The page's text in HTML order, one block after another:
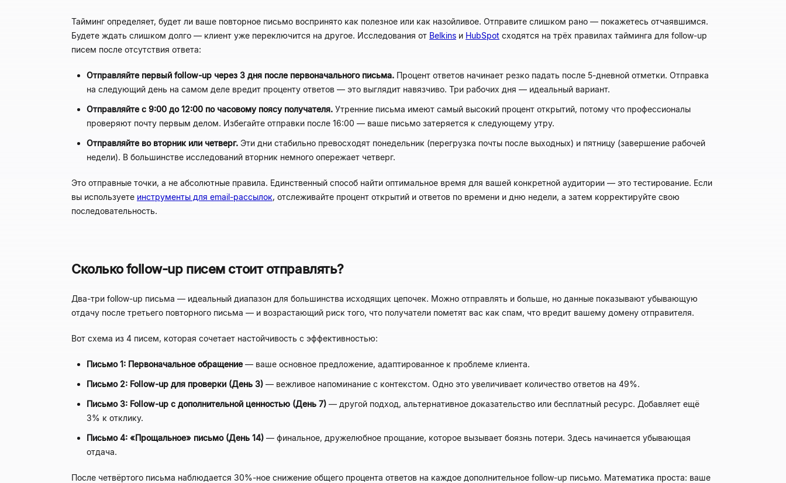
Тайминг определяет, будет ли ваше повторное письмо воспринято как полезное или как назойливое. Отправите слишком рано — покажетесь отчаявшимся.
Будете ждать слишком долго — клиент уже переключится на другое. Исследования от Belkins и HubSpot сходятся на трёх правилах тайминга для follow-up
писем после отсутствия ответа:
Отправляйте первый follow-up через 3 дня после первоначального письма. Процент ответов начинает резко падать после 5-дневной отметки. Отправка
на следующий день на самом деле вредит проценту ответов — это выглядит навязчиво. Три рабочих дня — идеальный вариант.
Отправляйте с 9:00 до 12:00 по часовому поясу получателя. Утренние письма имеют самый высокий процент открытий, потому что профессионалы
проверяют почту первым делом. Избегайте отправки после 16:00 — ваше письмо затеряется к следующему утру.
Отправляйте во вторник или четверг. Эти дни стабильно превосходят понедельник (перегрузка почты после выходных) и пятницу (завершение рабочей
недели). В большинстве исследований вторник немного опережает четверг.
Это отправные точки, а не абсолютные правила. Единственный способ найти оптимальное время для вашей конкретной аудитории — это тестирование. Если
вы используете инструменты для email-рассылок, отслеживайте процент открытий и ответов по времени и дню недели, а затем корректируйте свою
последовательность.
Сколько follow-up писем стоит отправлять?
Два-три follow-up письма — идеальный диапазон для большинства исходящих цепочек. Можно отправлять и больше, но данные показывают убывающую
отдачу после третьего повторного письма — и возрастающий риск того, что получатели пометят вас как спам, что вредит вашему домену отправителя.
Вот схема из 4 писем, которая сочетает настойчивость с эффективностью:
Письмо 1: Первоначальное обращение— ваше основное предложение, адаптированное к проблеме клиента.
Письмо 2: Follow-up для проверки (День 3) — вежливое напоминание с контекстом. Одно это увеличивает количество ответов на 49%.
Письмо 3: Follow-up с дополнительной ценностью (День 7) — другой подход, альтернативное доказательство или бесплатный ресурс. Добавляет ещё
3% к отклику.
Письмо 4: «Прощальное» письмо (День 14) — финальное, дружелюбное прощание, которое вызывает боязнь потери. Здесь начинается убывающая
отдача.
После четвёртого письма наблюдается 30%-ное снижение общего процента ответов на каждое дополнительное follow-up письмо. Математика проста: ваше